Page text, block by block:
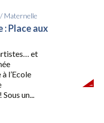
/ Maternelle
: Place aux
et
l’Ecole
un...